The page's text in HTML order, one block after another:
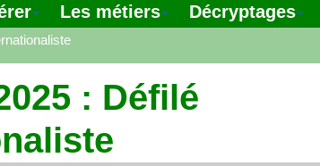
Les métiers Décryptages
: Défilé